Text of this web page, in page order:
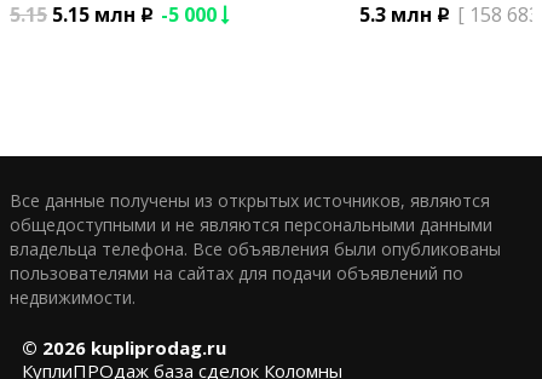
5.15 5.15 млн p -5 000
5.3 млн p [ 158 683
Все данные получены из открытых источников, являются
общедоступными и не являются персональными данными
владельца телефона. Все объявления были опубликованы
пользователями на сайтах для подачи объявлений по
недвижимости.
© 2026 kupliprodag.ru
КуплиПРОдаж база сделок Коломны